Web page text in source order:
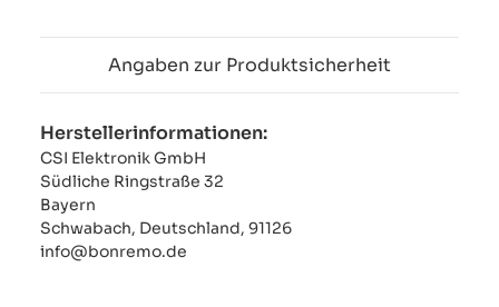
Angaben zur Produktsicherheit
Herstellerinformationen:
CSI Elektronik GmbH
Südliche Ringstraße 32
Bayern
Schwabach, Deutschland, 91126
info@bonremo.de